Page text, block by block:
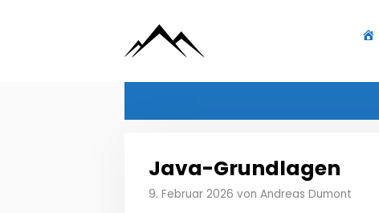
Java-Grundlagen
9. Februar 2026 von Andreas Dumont